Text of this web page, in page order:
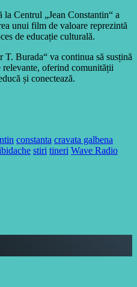
Centrul „Jean Constantin“ a
unui film de valoare reprezintă
de educație culturală.
Burada“ va continua să susțină
oferind comunității
și conectează.
constanta cravata galbena
stiri tineri Wave Radio